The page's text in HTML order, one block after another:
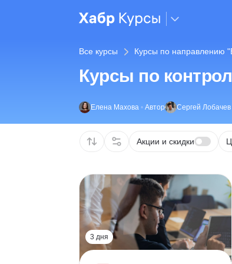
Все курсы Курсы по направлению
Курсы по
Елена Махова • Автор Сергей Лобачев
Акции и скидки
3 дня